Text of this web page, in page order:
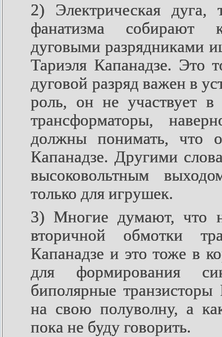
2) Электрическая
фанатизма собирают
дуговыми разрядниками
Тариэля Капанадзе. Это
дуговой разряд важен в
роль, он не участвует
трансформаторы,
должны понимать, что
Капанадзе. Другими
высоковольтным
только для игрушек.
3) Многие думают, что
вторичной обмотки
Капанадзе и это тоже в
для формирования
биполярные
на свою полуволну, а
пока не буду говорить.